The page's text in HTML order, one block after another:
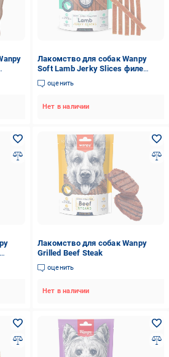
(DB-
Лакомство для собак Wanpy
Soft Lamb Jerky Slices филе
ягненка вяленое слайсы 100 г
(LA-03S)
оценить
Нет в наличии
и
Лакомство для собак Wanpy
Grilled Beef Steak
оценить
Нет в наличии